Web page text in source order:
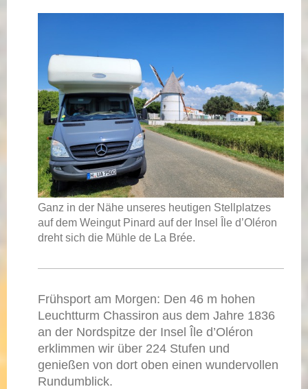
Ganz in der Nähe unseres heutigen Stellplatzes
auf dem Weingut Pinard auf der Insel Île d’Oléron
dreht sich die Mühle de La Brée.
Frühsport am Morgen: Den 46 m hohen
Leuchtturm Chassiron aus dem Jahre 1836
an der Nordspitze der Insel Île d’Oléron
erklimmen wir über 224 Stufen und
genießen von dort oben einen wundervollen
Rundumblick.